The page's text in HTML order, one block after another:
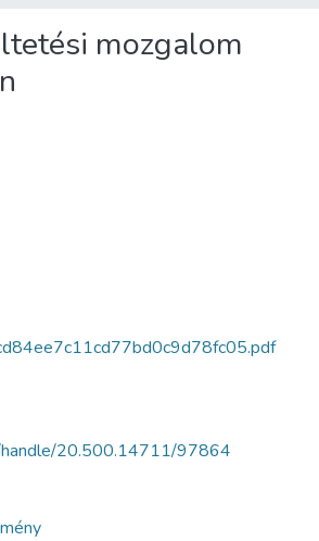
mozgalom
handle/20.500.14711/97864